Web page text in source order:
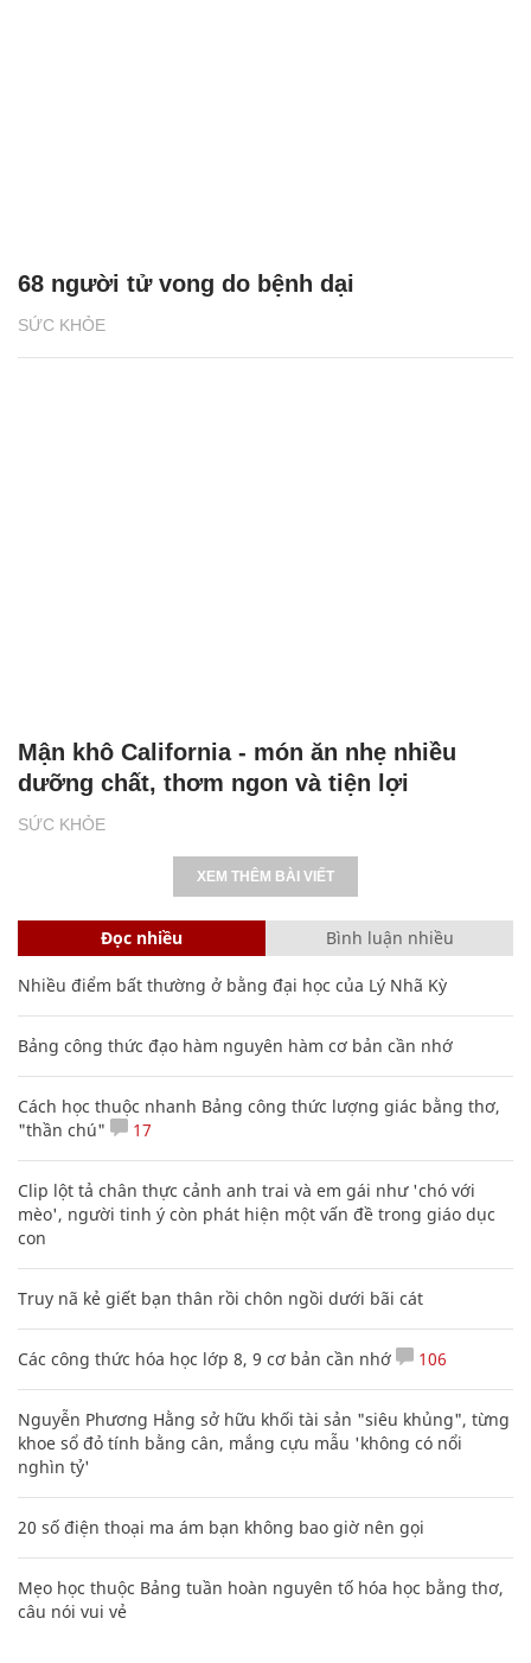
SỨC KHỎE
68 người tử vong do bệnh dại
SỨC KHỎE
Mận khô California - món ăn nhẹ nhiều
dưỡng chất, thơm ngon và tiện lợi
XEM THÊM BÀI VIẾT
Đọc nhiều Bình luận nhiều
Nhiều điểm bất thường ở bằng đại học của Lý Nhã Kỳ
Bảng công thức đạo hàm nguyên hàm cơ bản cần nhớ
Cách học thuộc nhanh Bảng công thức lượng giác bằng thơ,
"thần chú"
17
Clip lột tả chân thực cảnh anh trai và em gái như 'chó với
mèo', người tinh ý còn phát hiện một vấn đề trong giáo dục
con
Truy nã kẻ giết bạn thân rồi chôn ngồi dưới bãi cát
Các công thức hóa học lớp 8, 9 cơ bản cần nhớ 106
Nguyễn Phương Hằng sở hữu khối tài sản "siêu khủng", từng
khoe sổ đỏ tính bằng cân, mắng cựu mẫu 'không có nổi
nghìn tỷ'
20 số điện thoại ma ám bạn không bao giờ nên gọi
Mẹo học thuộc Bảng tuần hoàn nguyên tố hóa học bằng thơ,
câu nói vui vẻ